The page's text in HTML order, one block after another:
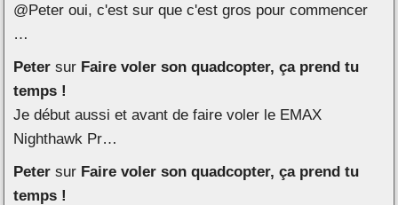
@Peter oui, c'est sur que c'est gros pour commencer
…
Peter sur Faire voler son quadcopter, ça prend tu
temps !
Je début aussi et avant de faire voler le EMAX
Nighthawk Pr…
Peter sur Faire voler son quadcopter, ça prend tu
temps !